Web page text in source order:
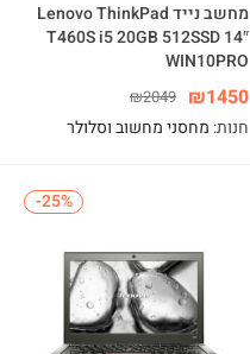
מחשב נייד Lenovo ThinkPad
T460S i5 20GB 512SSD 14″
WIN10PRO
₪1450
₪2049
חנות: מחסני מחשוב וסלולר
-25%